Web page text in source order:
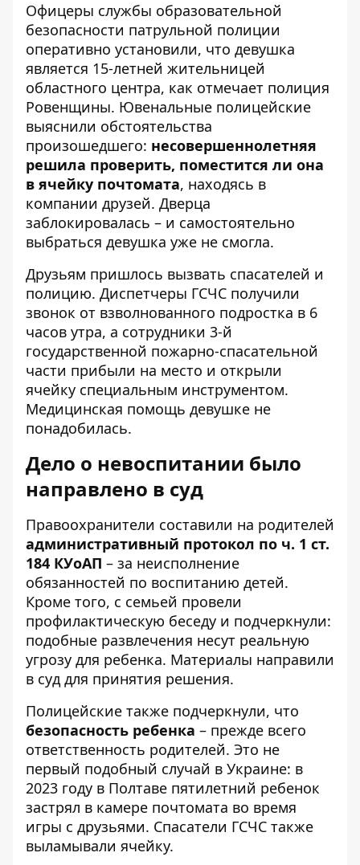
Офицеры службы образовательной
безопасности патрульной полиции
оперативно установили, что девушка
является 15-летней жительницей
областного центра, как отмечает полиция
Ровенщины. Ювенальные полицейские
выяснили обстоятельства
произошедшего: несовершеннолетняя
решила проверить, поместится ли она
в ячейку почтомата, находясь в
компании друзей. Дверца
заблокировалась – и самостоятельно
выбраться девушка уже не смогла.
Друзьям пришлось вызвать спасателей и
полицию. Диспетчеры ГСЧС получили
звонок от взволнованного подростка в 6
часов утра, а сотрудники 3-й
государственной пожарно-спасательной
части прибыли на место и открыли
ячейку специальным инструментом.
Медицинская помощь девушке не
понадобилась.
Дело о невоспитании было
направлено в суд
Правоохранители составили на родителей
административный протокол по ч. 1 ст.
184 КУоАП – за неисполнение
обязанностей по воспитанию детей.
Кроме того, с семьей провели
профилактическую беседу и подчеркнули:
подобные развлечения несут реальную
угрозу для ребенка. Материалы направили
в суд для принятия решения.
Полицейские также подчеркнули, что
безопасность ребенка – прежде всего
ответственность родителей. Это не
первый подобный случай в Украине: в
2023 году в Полтаве пятилетний ребенок
застрял в камере почтомата во время
игры с друзьями. Спасатели ГСЧС также
выламывали ячейку.